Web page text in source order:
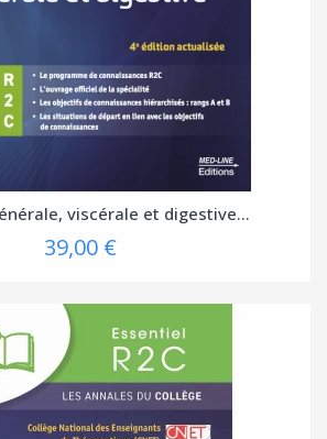
viscérale et digestive...
39,00 €